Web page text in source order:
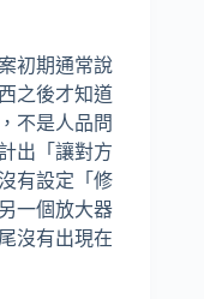
初期通常說
之後才知道
不是人品問
出「讓對方
有設定「修
一個放大器
沒有出現在